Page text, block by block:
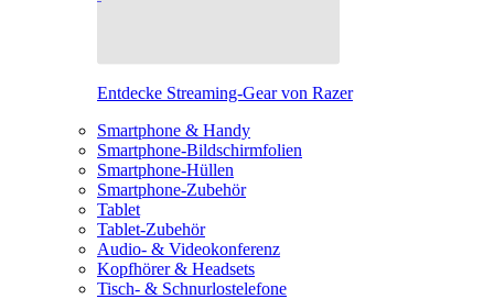
Entdecke Streaming-Gear von Razer
Smartphone & Handy
Smartphone-Bildschirmfolien
Smartphone-Hüllen
Smartphone-Zubehör
Tablet
Tablet-Zubehör
Audio- & Videokonferenz
Kopfhörer & Headsets
Tisch- & Schnurlostelefone